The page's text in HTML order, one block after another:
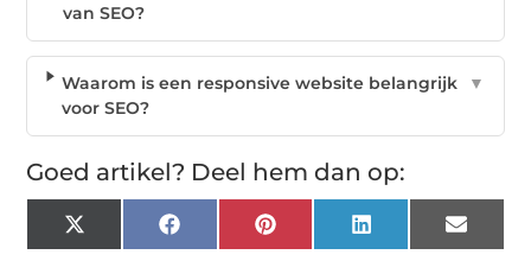
van SEO?
Waarom is een responsive website belangrijk
voor SEO?
▼
Goed artikel? Deel hem dan op:
X
(Twitter)
Facebook Pinterest LinkedIn Email